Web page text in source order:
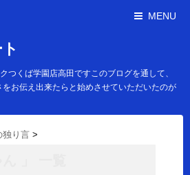
MENU
つくば学園店高田ですこのブログを通して、
お伝え出来たらと始めさせていただいたのが
独り言 >